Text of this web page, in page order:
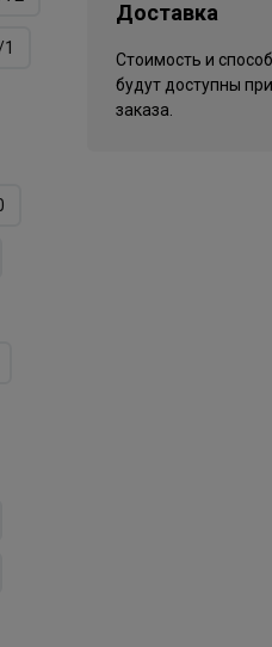
Доставка
Стоимость и
будут доступны
заказа.